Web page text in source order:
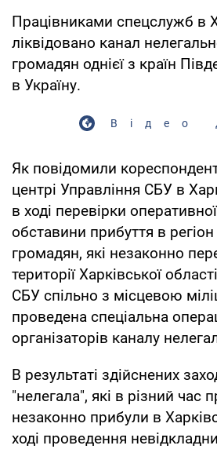
Працівниками спецслужб в
ліквідовано канал
громадян однієї з країн
в Україну.
Відео
Як повідомили
центрі Управління СБУ в
в ході перевірки
обставини прибуття в
громадян, які незаконно
території Харківської
СБУ спільно з місцевою
проведена спеціальна
організаторів каналу
В результаті здійснених
"нелегала", які в різний час
незаконно прибули в
ході проведення